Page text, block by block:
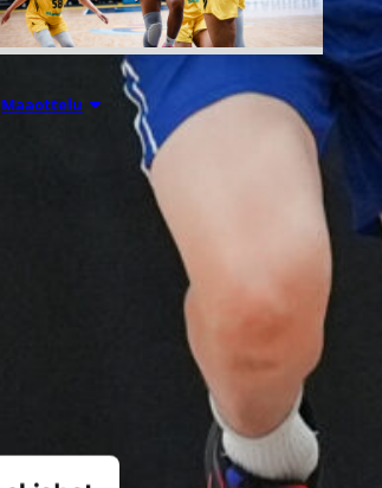
Maaottelu 07.08.2026 21:42
Ruotsi piirun
Susiladiesia
Tukholmassa